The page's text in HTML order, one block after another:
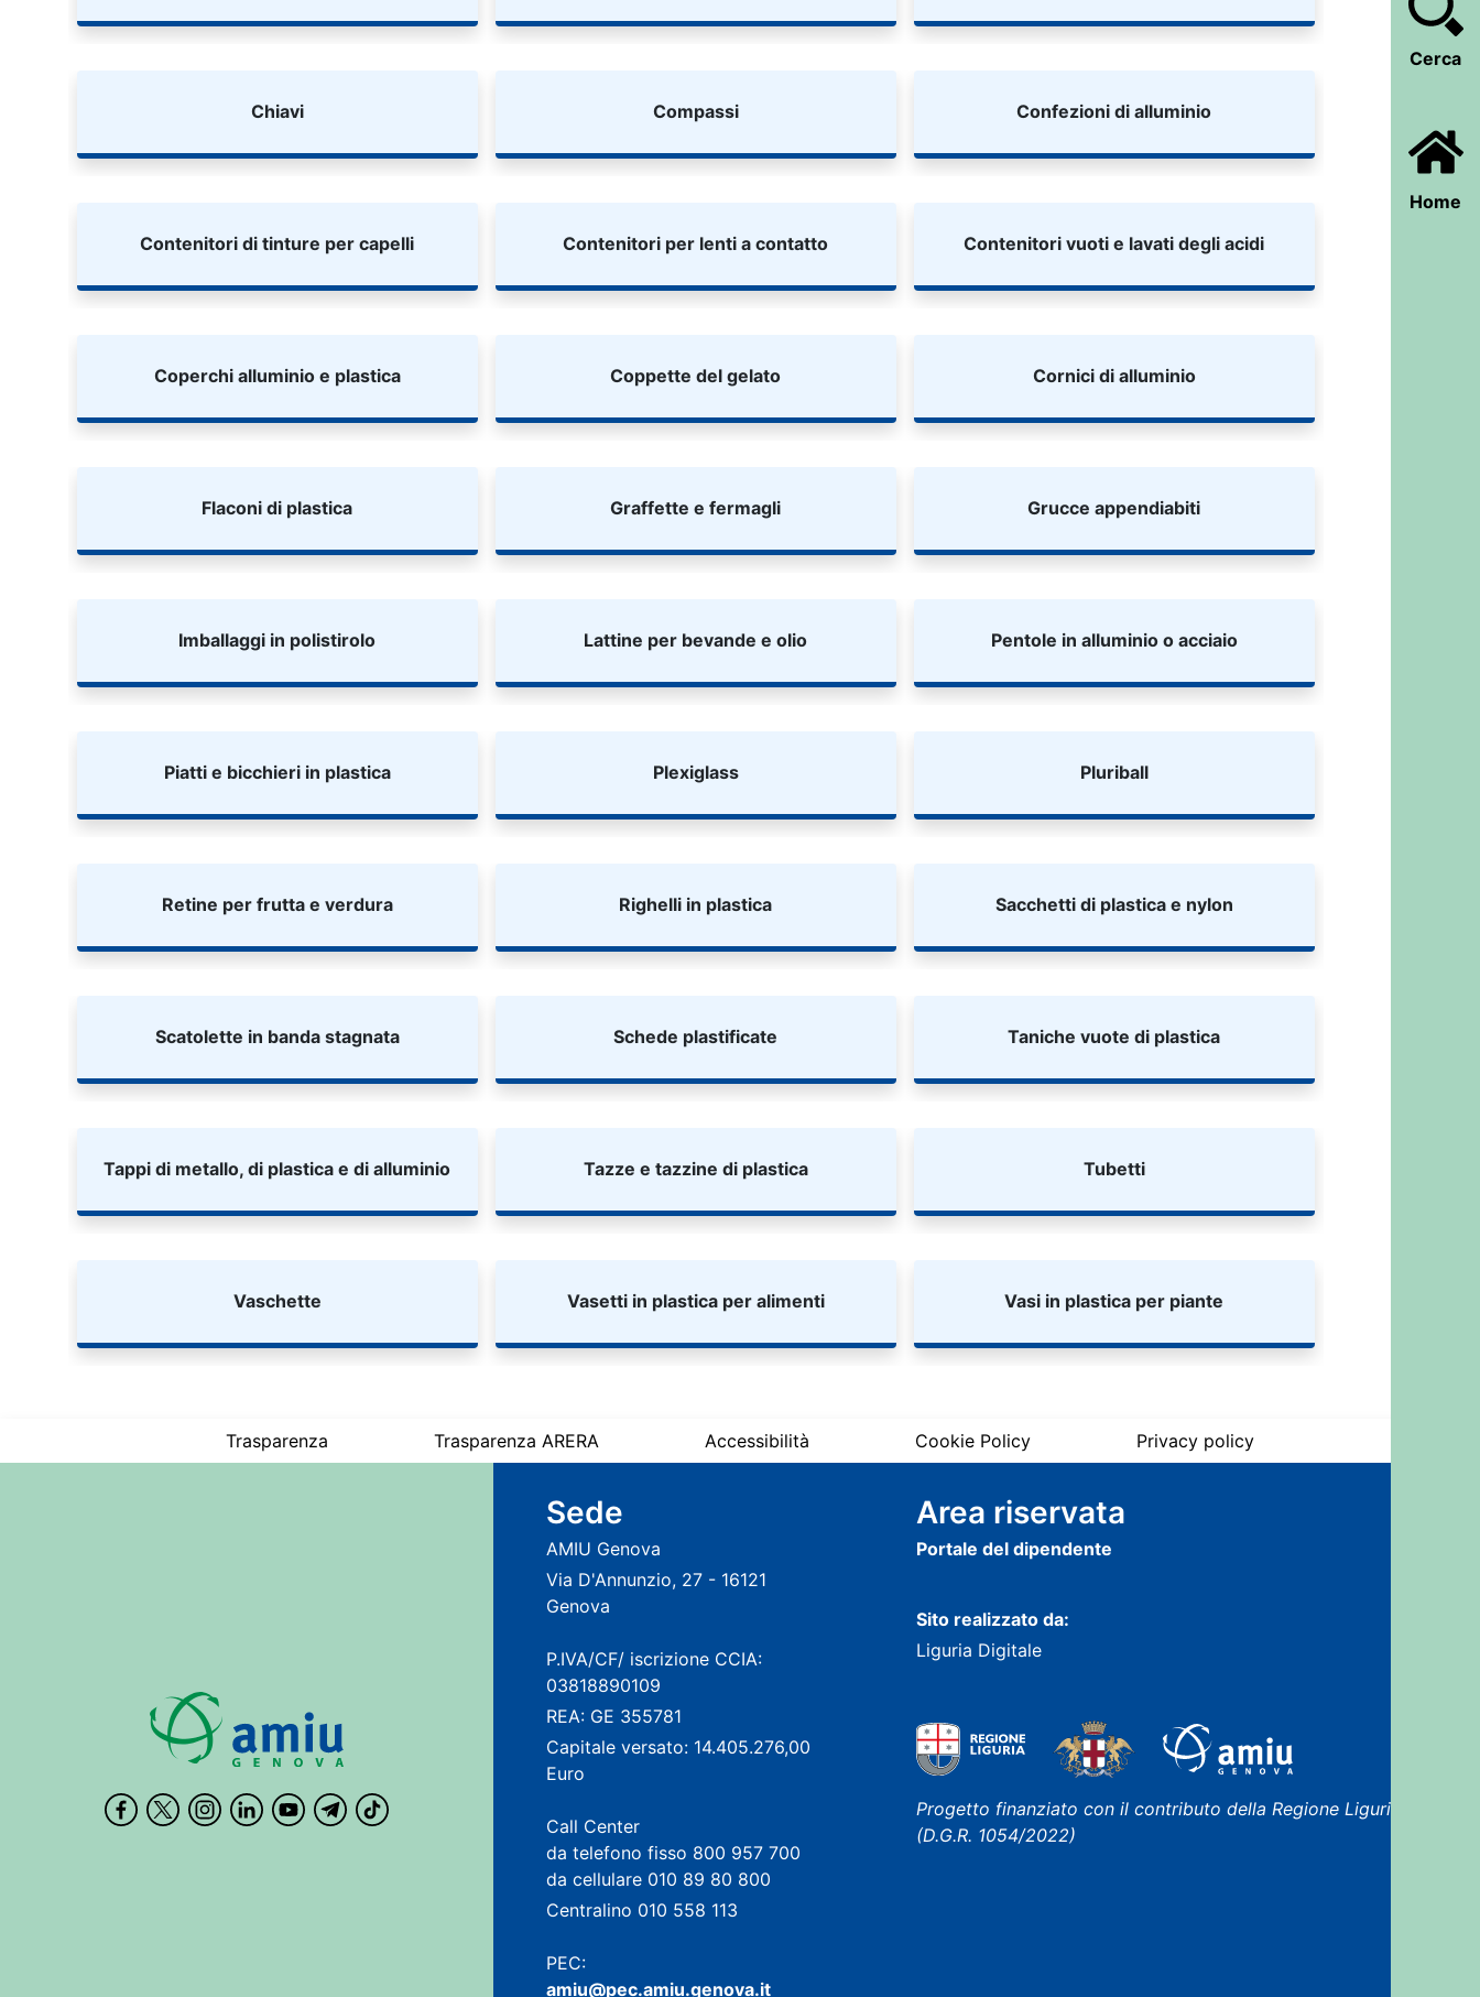
Cerca
Home
Chiavi Compassi Confezioni di alluminio
Contenitori di tinture per capelli Contenitori per lenti a contatto Contenitori vuoti e lavati degli acidi
Coperchi alluminio e plastica Coppette del gelato Cornici di alluminio
Flaconi di plastica Graffette e fermagli Grucce appendiabiti
Imballaggi in polistirolo Lattine per bevande e olio Pentole in alluminio o acciaio
Piatti e bicchieri in plastica Plexiglass Pluriball
Retine per frutta e verdura Righelli in plastica Sacchetti di plastica e nylon
Scatolette in banda stagnata Schede plastificate Taniche vuote di plastica
Tappi di metallo, di plastica e di alluminio Tazze e tazzine di plastica Tubetti
Vaschette Vasetti in plastica per alimenti Vasi in plastica per piante
Trasparenza Trasparenza ARERA Accessibilità Cookie Policy Privacy policy
Sede
AMIU Genova
Via D'Annunzio, 27 - 16121
Genova
P.IVA/CF/ iscrizione CCIA:
03818890109
REA: GE 355781
Capitale versato: 14.405.276,00
Euro
Call Center
da telefono fisso 800 957 700
da cellulare 010 89 80 800
Centralino 010 558 113
PEC:
amiu@pec.amiu.genova.it
Area riservata
Portale del dipendente
Sito realizzato da:
Liguria Digitale
Progetto finanziato con il contributo della Regione Liguria
(D.G.R. 1054/2022)